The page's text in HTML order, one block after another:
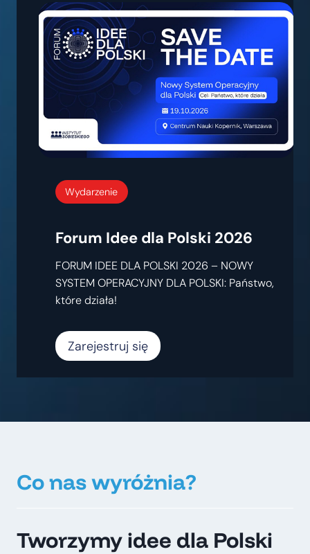
Wydarzenie
Forum Idee dla Polski 2026
FORUM IDEE DLA POLSKI 2026 – NOWY
SYSTEM OPERACYJNY DLA POLSKI: Państwo,
które działa!
Zarejestruj się
Co nas wyróżnia?
Tworzymy idee dla Polski